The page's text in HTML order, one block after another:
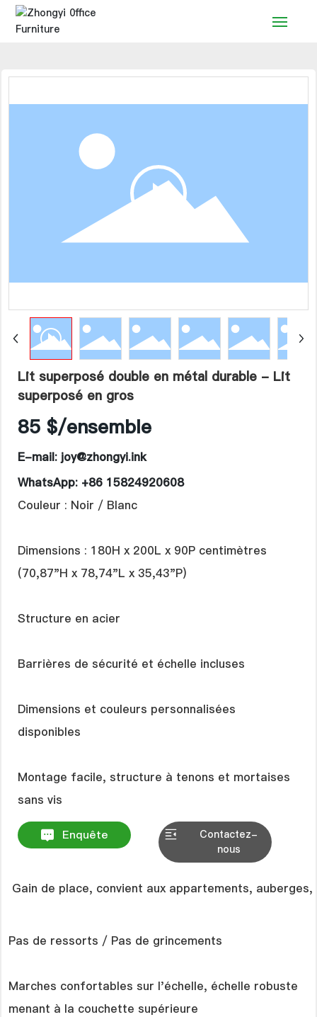
Contact
Langue
Lit superposé double en métal durable - Lit
superposé en gros
85 $/ensemble
E-mail: joy@zhongyi.ink
WhatsApp: +86 15824920608
Couleur : Noir / Blanc
Dimensions : 180H x 200L x 90P centimètres
(70,87"H x 78,74"L x 35,43"P)
Structure en acier
Barrières de sécurité et échelle incluses
Dimensions et couleurs personnalisées
disponibles
Montage facile, structure à tenons et mortaises
Enquête
Contactez-
nous
Gain de place, convient aux appartements,
Pas de ressorts / Pas de grincements
Marches confortables sur l'échelle, échelle robuste
menant à la couchette supérieure